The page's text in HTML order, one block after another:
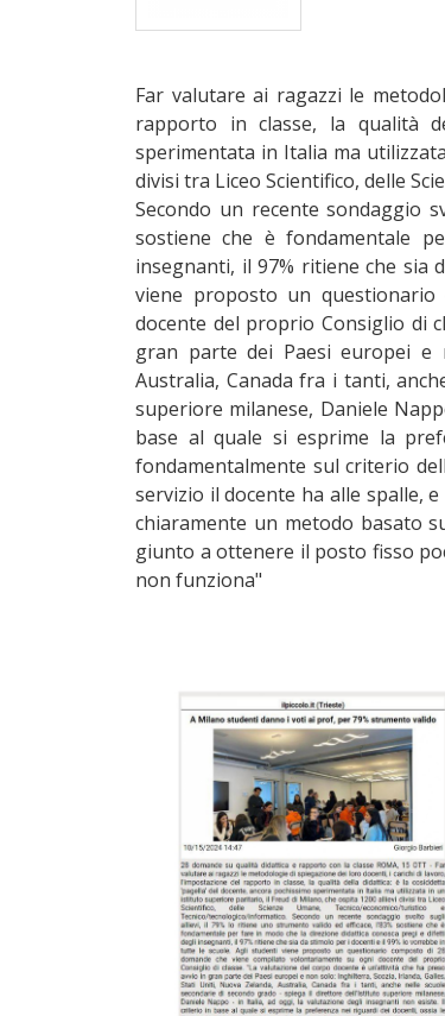
Far valutare ai ragazzi le
rapporto in classe, la qualità
sperimentata in Italia ma
divisi tra Liceo Scientifico, delle
Secondo un recente sondaggio
sostiene che è fondamentale
insegnanti, il 97% ritiene che sia
viene proposto un questionario
docente del proprio Consiglio di
gran parte dei Paesi europei e
Australia, Canada fra i tanti,
superiore milanese, Daniele
base al quale si esprime la
fondamentalmente sul criterio
servizio il docente ha alle spalle,
chiaramente un metodo basato
giunto a ottenere il posto fisso
non funziona"